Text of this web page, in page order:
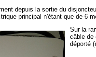
depuis la sortie du
principal n'étant que de 6
Sur la
câble de
déporté (